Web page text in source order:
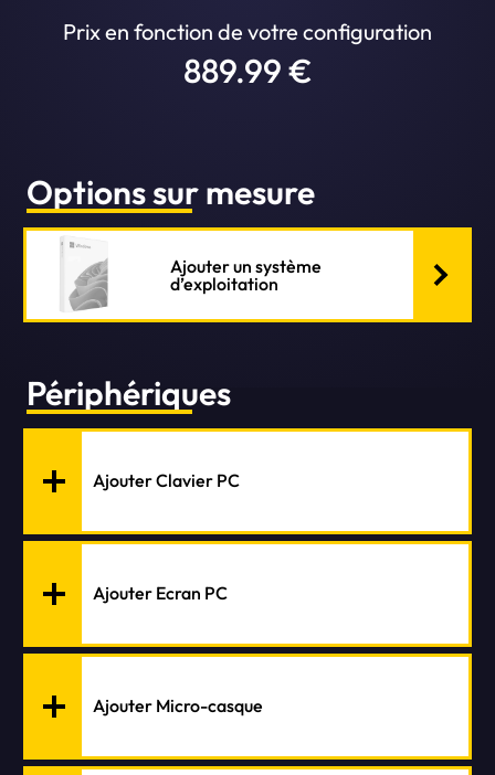
Options sur mesure
Ajouter un système
d’exploitation
Prix en fonction de votre configuration
889.99 €
Périphériques
Ajouter Clavier PC
Ajouter Ecran PC
Ajouter Micro-casque